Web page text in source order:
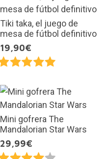
Tiki taka, el juego de
mesa de fútbol definitivo
19,90€
Mini gofrera The
Mandalorian Star Wars
29,99€